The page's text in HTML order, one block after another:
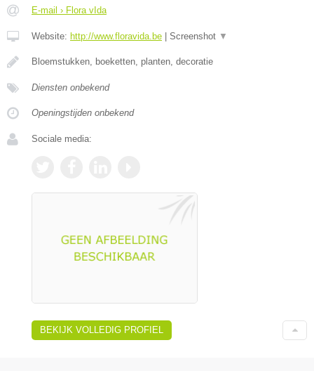
E-mail › Flora vIda
Website: http://www.floravida.be | Screenshot ▼
Bloemstukken, boeketten, planten, decoratie
Diensten onbekend
Openingstijden onbekend
Sociale media:
BEKIJK VOLLEDIG PROFIEL